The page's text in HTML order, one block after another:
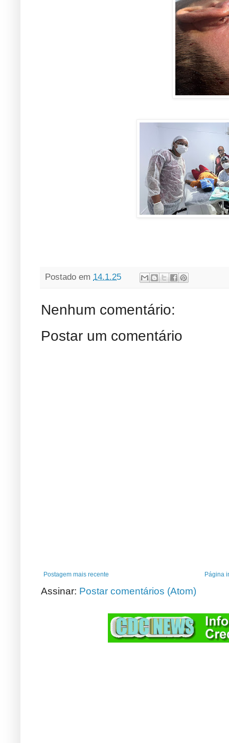
Postado em 14.1.25
Nenhum comentário:
Postar um comentário
Postagem mais recente Página
Assinar: Postar comentários (Atom)